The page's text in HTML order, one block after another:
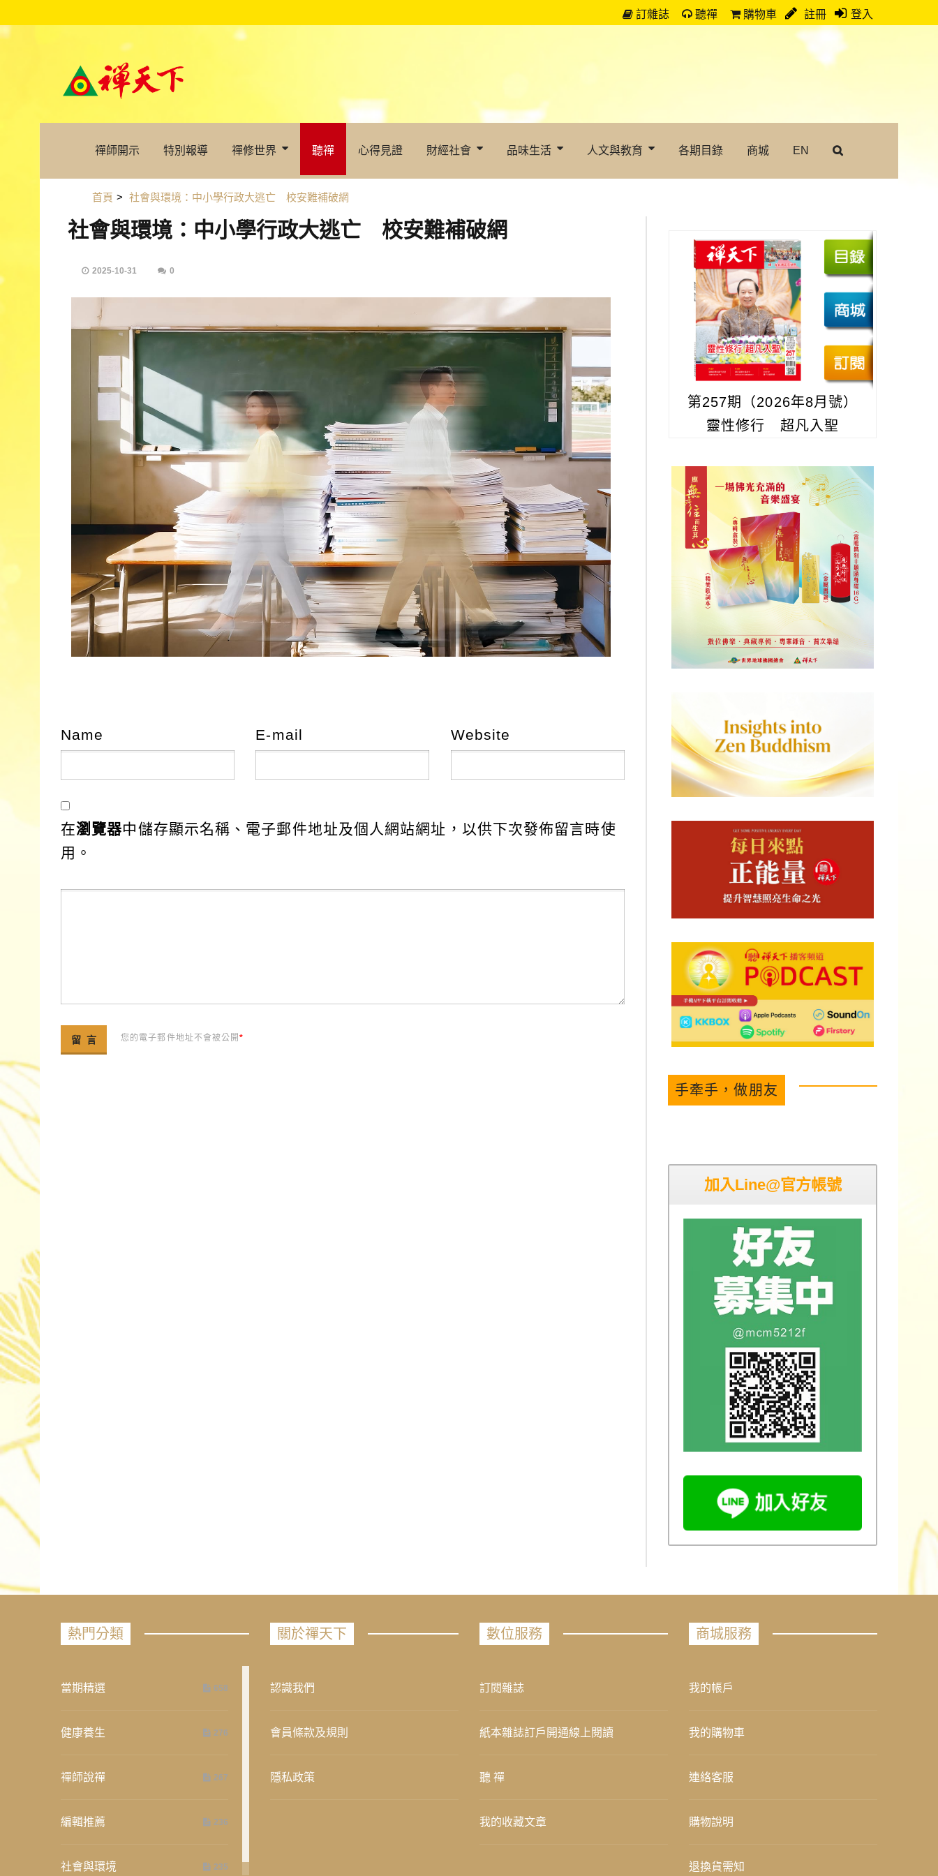
訂雜誌 聽禪 購物車 註冊 登入
禪師開示 特別報導 禪修世界 聽禪 心得見證 財經社會 品味生活 人文與教育 各期目錄 商城 EN
首頁 > 社會與環境：中小學行政大逃亡 校安難補破網
社會與環境：中小學行政大逃亡 校安難補破網
2025-10-31 0
Name E-mail Website
在瀏覽器中儲存顯示名稱、電子郵件地址及個人網站網址，以供下次發佈留言時使
用。
您的電子郵件地址不會被公開*
第257期（2026年8月號）
靈性修行 超凡入聖
手牽手，做朋友
加入Line@官方帳號
熱門分類
當期精選 658
健康養生 276
禪師說禪 267
編輯推薦 236
社會與環境 235
關於禪天下
認識我們
會員條款及規則
隱私政策
數位服務
訂閱雜誌
紙本雜誌訂戶開通線上閱讀
聽 禪
我的收藏文章
商城服務
我的帳戶
我的購物車
連絡客服
購物說明
退換貨需知